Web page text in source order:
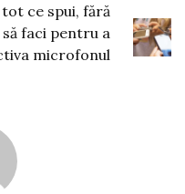
ce spui, fără
faci pentru a
microfonul